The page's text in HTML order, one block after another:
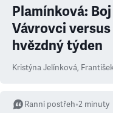
Plamínková:
Vávrovci
hvězdný týden
Kristýna Jelínková,
Ranní postřeh•2 minuty